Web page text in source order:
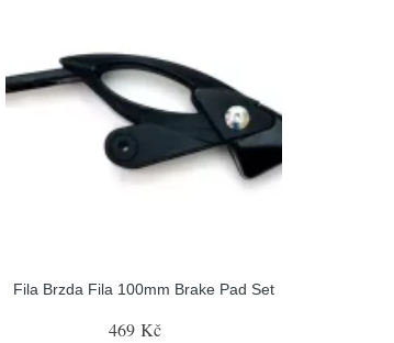
Fila Brzda Fila 100mm Brake Pad Set
469 Kč